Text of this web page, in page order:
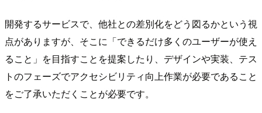
開発するサービスで、他社との差別化をどう図るかという視
点がありますが、そこに「できるだけ多くのユーザーが使え
ること」を目指すことを提案したり、デザインや実装、テス
トのフェーズでアクセシビリティ向上作業が必要であること
をご了承いただくことが必要です。